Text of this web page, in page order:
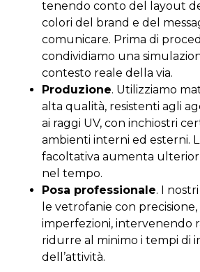
tenendo conto del layout
colori del brand e del
comunicare. Prima di
condividiamo una
contesto reale della via.
Produzione. Utilizziamo
alta qualità, resistenti agli
ai raggi UV, con inchiostri
ambienti interni ed esterni.
facoltativa aumenta
nel tempo.
Posa professionale. I
le vetrofanie con
imperfezioni, intervenendo
ridurre al minimo i tempi di
dell’attività.